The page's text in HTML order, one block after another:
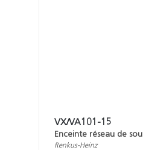
VX/VA101-15
Enceinte réseau de
Renkus-Heinz